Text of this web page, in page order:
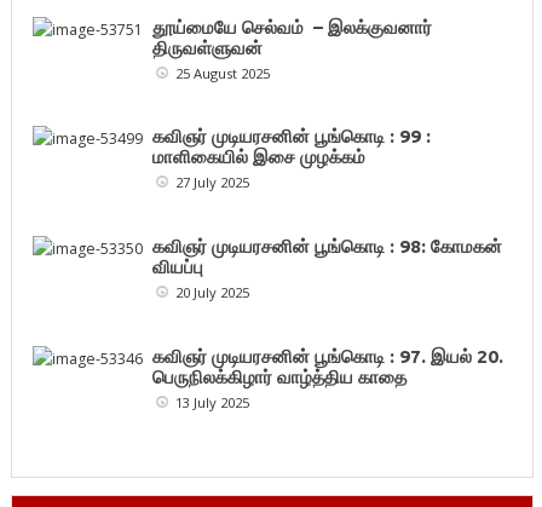
தூய்மையே செல்வம் – இலக்குவனார்
திருவள்ளுவன்
25 August 2025
கவிஞர் முடியரசனின் பூங்கொடி : 99 :
மாளிகையில் இசை முழக்கம்
27 July 2025
கவிஞர் முடியரசனின் பூங்கொடி : 98: கோமகன்
வியப்பு
20 July 2025
கவிஞர் முடியரசனின் பூங்கொடி : 97. இயல் 20.
பெருநிலக்கிழார் வாழ்த்திய காதை
13 July 2025